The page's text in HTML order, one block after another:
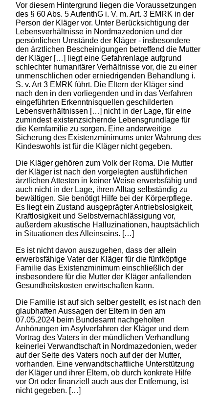
Vor diesem Hintergrund liegen die Voraussetzungen
des § 60 Abs. 5 AufenthG i. V. m. Art. 3 EMRK in der
Person der Kläger vor. Unter Berücksichtigung der
Lebensverhältnisse in Nordmazedonien und der
persönlichen Umstände der Kläger - insbesondere
den ärztlichen Bescheinigungen betreffend die Mutter
der Kläger […] liegt eine Gefahrenlage aufgrund
schlechter humanitärer Verhältnisse vor, die zu einer
unmenschlichen oder erniedrigenden Behandlung i.
S. v. Art 3 EMRK führt. Die Eltern der Kläger sind
nach den in den vorliegenden und in das Verfahren
eingeführten Erkenntnisquellen geschilderten
Lebensverhältnissen […] nicht in der Lage, für eine
zumindest existenzsichernde Lebensgrundlage für
die Kernfamilie zu sorgen. Eine anderweitige
Sicherung des Existenzminimums unter Wahrung des
Kindeswohls ist für die Kläger nicht gegeben.
Die Kläger gehören zum Volk der Roma. Die Mutter
der Kläger ist nach den vorgelegten ausführlichen
ärztlichen Attesten in keiner Weise erwerbsfähig und
auch nicht in der Lage, ihren Alltag selbständig zu
bewältigen. Sie benötigt Hilfe bei der Körperpflege.
Es liegt ein Zustand ausgeprägter Antriebslosigkeit,
Kraftlosigkeit und Selbstvernachlässigung vor,
außerdem akustische Halluzinationen, hauptsächlich
in Situationen des Alleinseins. […]
Es ist nicht davon auszugehen, dass der allein
erwerbsfähige Vater der Kläger für die fünfköpfige
Familie das Existenzminimum einschließlich der
insbesondere für die Mutter der Kläger anfallenden
Gesundheitskosten erwirtschaften kann.
Die Familie ist auf sich selber gestellt, es ist nach den
glaubhaften Aussagen der Eltern in den am
07.05.2024 beim Bundesamt nachgeholten
Anhörungen im Asylverfahren der Kläger und dem
Vortrag des Vaters in der mündlichen Verhandlung
keinerlei Verwandtschaft in Nordmazedonien, weder
auf der Seite des Vaters noch auf der der Mutter,
vorhanden. Eine verwandtschaftliche Unterstützung
der Kläger und ihrer Eltern, ob durch konkrete Hilfe
vor Ort oder finanziell auch aus der Entfernung, ist
nicht gegeben. […]